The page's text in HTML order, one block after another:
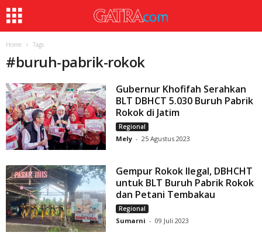
Home Tags
#buruh-pabrik-rokok
Gubernur Khofifah Serahkan
BLT DBHCT 5.030 Buruh Pabrik
Rokok di Jatim
Regional
Mely - 25 Agustus 2023
Gempur Rokok Ilegal, DBHCHT
untuk BLT Buruh Pabrik Rokok
dan Petani Tembakau
Regional
Sumarni - 09 Juli 2023